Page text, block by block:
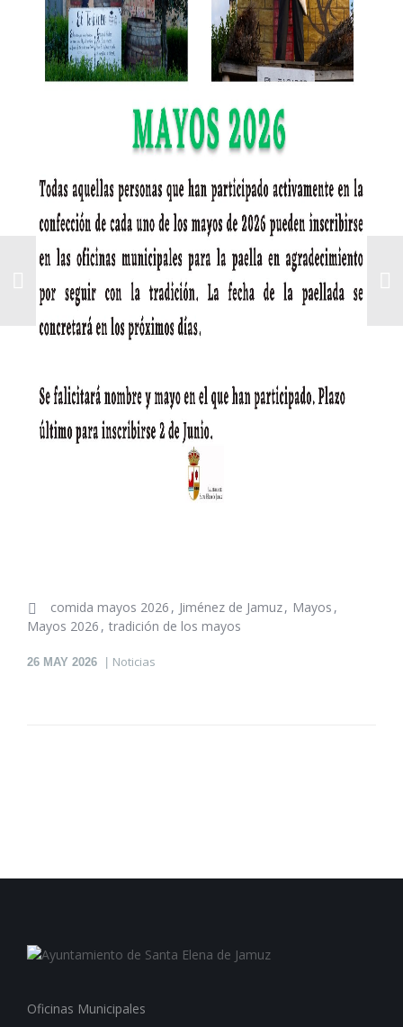
comida mayos 2026 Jiménez de Jamuz
Mayos
Mayos 2026
tradición de los mayos
26 MAY 2026 Noticias
Oficinas Municipales